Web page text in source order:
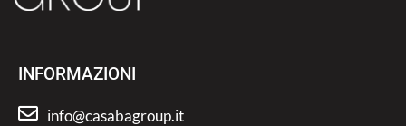
INFORMAZIONI
info@casabagroup.it